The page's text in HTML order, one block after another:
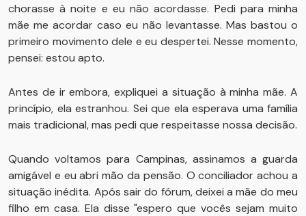
chorasse à noite e eu não acordasse. Pedi para minha
mãe me acordar caso eu não levantasse. Mas bastou o
primeiro movimento dele e eu despertei. Nesse momento,
pensei: estou apto.
Antes de ir embora, expliquei a situação à minha mãe. A
princípio, ela estranhou. Sei que ela esperava uma família
mais tradicional, mas pedi que respeitasse nossa decisão.
Quando voltamos para Campinas, assinamos a guarda
amigável e eu abri mão da pensão. O conciliador achou a
situação inédita. Após sair do fórum, deixei a mãe do meu
filho em casa. Ela disse "espero que vocês sejam muito